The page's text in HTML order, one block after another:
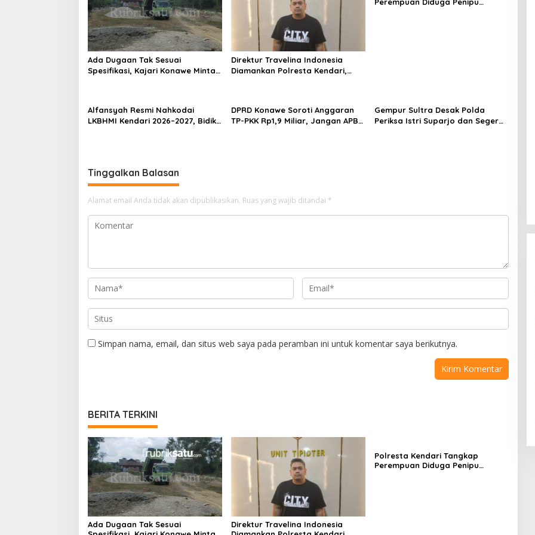
Ada Dugaan Tak Sesuai
Spesifikasi, Kajari Konawe Minta
Direktur Travelina Indonesia
Diamankan Polresta Kendari,
Alfansyah Resmi Nahkodai
LKBHMI Kendari 2026–2027, Bidik
DPRD Konawe Soroti Anggaran
TP-PKK Rp1,9 Miliar, Jangan APBD
Gempur Sultra Desak Polda
Periksa Istri Suparjo dan Segera
Tinggalkan Balasan
Alamat email Anda tidak akan dipublikasikan. Ruas yang wajib ditandai *
Simpan nama, email, dan situs web saya pada peramban ini untuk komentar saya berikutnya.
BERITA TERKINI
Ada Dugaan Tak Sesuai
Direktur Travelina Indonesia
Polresta Kendari Tangkap
Perempuan Diduga Penipu